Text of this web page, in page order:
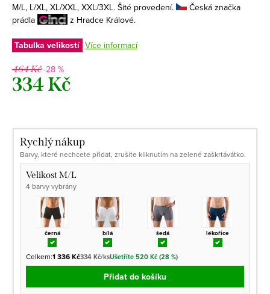
M/L, L/XL, XL/XXL, XXL/3XL. Šité provedení.
Česká značka
prádla
z Hradce Králové.
Tabulka velikostí Více informací
464 Kč-28 %
334 Kč
Rychlý nákup
Barvy, které nechcete přidat, zrušíte kliknutím na zelené zaškrtávátko.
Velikost M/L
4 barvy vybrány
černá bílá šedá lékořice
Celkem:1 336 Kč334 Kč/ksUšetříte 520 Kč (28 %)
Přidat do košíku